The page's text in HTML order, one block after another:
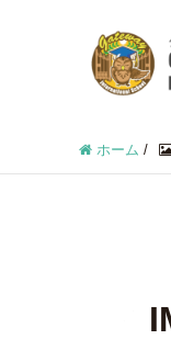
ホーム /